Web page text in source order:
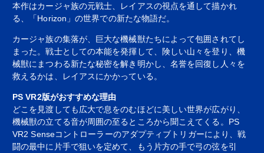
本作はカージャ族の元戦士、レイアスの視点を通して描かれ
る、「Horizon」の世界での新たな物語だ。
カージャ族の集落が、巨大な機械獣たちによって包囲されてし
まった。戦士としての本能を発揮して、険しい山々を登り、機
械獣にまつわる新たな秘密を解き明かし、名誉を回復し人々を
救えるかは、レイアスにかかっている。
PS VR2版がおすすめな理由
どこを見渡しても広大で息をのむほどに美しい世界が広がり、
機械獣の立てる音が周囲の至るところから聞こえてくる。PS
VR2 Senseコントローラーのアダプティブトリガーにより、戦
闘の最中に片手で狙いを定めて、もう片方の手で弓の弦を引